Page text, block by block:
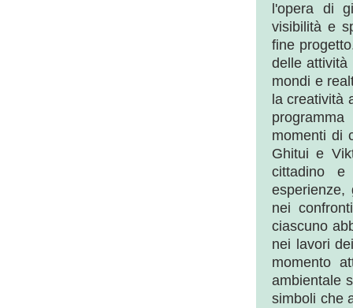
l'opera di
visibilità e
fine
delle attività
mondi e
la creatività
momenti di
Ghitui e
cittadino
esperienze,
nei
ciascuno
nei lavori
momento
ambientale
simboli che